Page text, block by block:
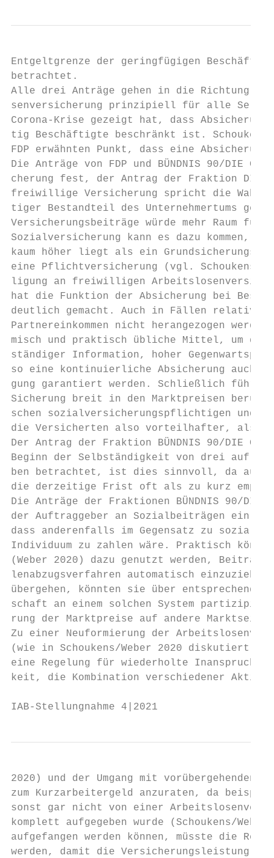
Entgeltgrenze der geringfügigen
betrachtet.
Alle drei Anträge gehen in die Richtung,
senversicherung prinzipiell für alle
Corona-Krise gezeigt hat, dass
tig Beschäftigte beschränkt ist. Schoukens/
FDP erwähnten Punkt, dass eine
Die Anträge von FDP und BÜNDNIS 90/DIE
cherung fest, der Antrag der Fraktion DIE
freiwillige Versicherung spricht die
tiger Bestandteil des Unternehmertums
Versicherungsbeiträge würde mehr Raum
Sozialversicherung kann es dazu kommen,
kaum höher liegt als ein
eine Pflichtversicherung (vgl. Schoukens/
ligung an freiwilligen
hat die Funktion der Absicherung bei
deutlich gemacht. Auch in Fällen relativ
Partnereinkommen nicht herangezogen
misch und praktisch übliche Mittel, um den
ständiger Information, hoher
so eine kontinuierliche Absicherung auch
gung garantiert werden. Schließlich führt
Sicherung breit in den Marktpreisen
schen sozialversicherungspflichtigen und
die Versicherten also vorteilhafter, als
Der Antrag der Fraktion BÜNDNIS 90/DIE
Beginn der Selbständigkeit von drei auf
ben betrachtet, ist dies sinnvoll, da auch
die derzeitige Frist oft als zu kurz
Die Anträge der Fraktionen BÜNDNIS 90/DIE
der Auftraggeber an Sozialbeiträgen ein.
dass anderenfalls im Gegensatz zu
Individuum zu zahlen wäre. Praktisch
(Weber 2020) dazu genutzt werden,
lenabzugsverfahren automatisch
übergehen, könnten sie über
schaft an einem solchen System
rung der Marktpreise auf andere
Zu einer Neuformierung der
(wie in Schoukens/Weber 2020
eine Regelung für wiederholte
keit, die Kombination verschiedener
IAB-Stellungnahme 4|2021
2020) und der Umgang mit
zum Kurzarbeitergeld anzuraten, da
sonst gar nicht von einer
komplett aufgegeben wurde (Schoukens/
aufgefangen werden können, müsste die
werden, damit die Versicherungsleistung